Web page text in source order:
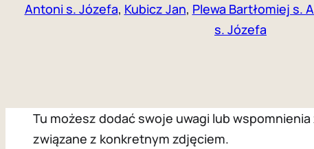
Antoni s. Józefa, Kubicz Jan, Plewa Bartłomiej s.
s. Józefa
Tu możesz dodać swoje uwagi lub
związane z konkretnym zdjęciem.